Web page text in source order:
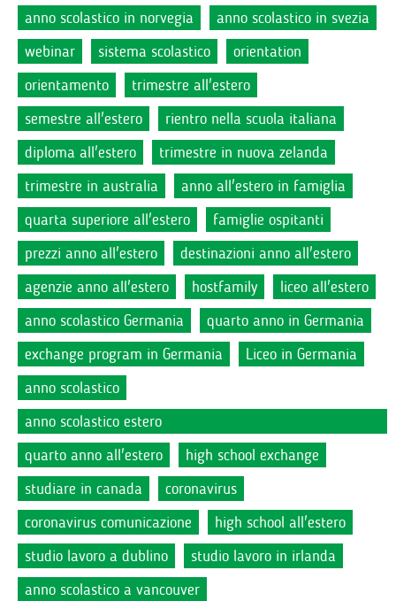
anno scolastico in norvegia
anno scolastico in svezia
webinar
sistema scolastico
orientation
orientamento
trimestre all'estero
semestre all'estero
rientro nella scuola italiana
diploma all'estero
trimestre in nuova zelanda
trimestre in australia
anno all'estero in famiglia
quarta superiore all'estero
famiglie ospitanti
prezzi anno all'estero
destinazioni anno all'estero
agenzie anno all'estero
hostfamily
liceo all'estero
anno scolastico Germania
quarto anno in Germania
exchange program in Germania
Liceo in Germania
anno scolastico
anno scolastico estero
quarto anno all'estero
high school exchange
studiare in canada
coronavirus
coronavirus comunicazione
high school all'estero
studio lavoro a dublino
studio lavoro in irlanda
anno scolastico a vancouver